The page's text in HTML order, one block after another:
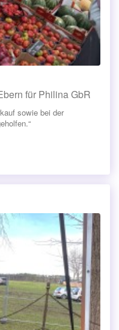
für Philina GbR
sowie bei der